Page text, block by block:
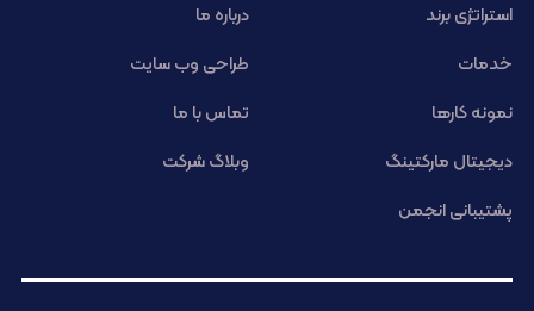
استراتژی برند
درباره ما
خدمات
طراحی وب سایت
نمونه کارها
تماس با ما
دیجیتال مارکتینگ
وبلاگ شرکت
پشتیبانی انجمن